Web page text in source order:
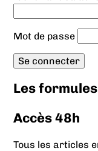
Mot de passe
Les
Accès 48h
Tous les articles